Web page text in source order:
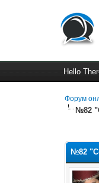
Hello
Форум
№82
№82